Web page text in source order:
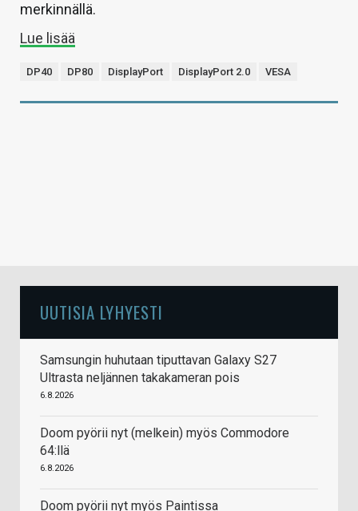
merkinnällä.
Lue lisää
DP40 DP80 DisplayPort DisplayPort 2.0 VESA
UUTISIA LYHYESTI
Samsungin huhutaan tiputtavan Galaxy S27
Ultrasta neljännen takakameran pois
6.8.2026
Doom pyörii nyt (melkein) myös Commodore
64:llä
6.8.2026
Doom pyörii nyt myös Paintissa